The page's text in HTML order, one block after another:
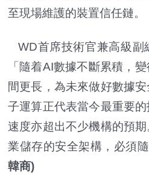
至現場維護的裝置信任鏈。
WD首席技術官兼高級副
「隨着AI數據不斷累積，
間更長，為未來做好數據
子運算正代表當今最重要
速度亦超出不少機構的預
業儲存的安全架構，必須
韓商)